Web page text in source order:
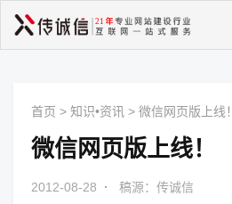
首页 > 知识•资讯 > 微信网页版上线！
微信网页版上线！
2012-08-28 · 稿源：传诚信